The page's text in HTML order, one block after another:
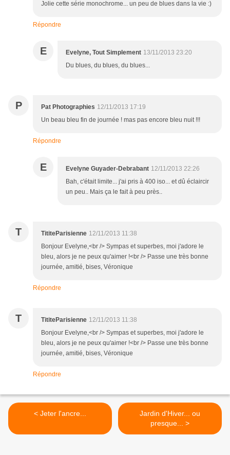
Jolie cette série monochrome... un peu de blues dans la vie :)
Répondre
E Evelyne, Tout Simplement 13/11/2013 23:20
Du blues, du blues, du blues...
P Pat Photographies 12/11/2013 17:19
Un beau bleu fin de journée ! mas pas encore bleu nuit !!!
Répondre
E Evelyne Guyader-Debrabant 12/11/2013 22:26
Bah, c'était limite... j'ai pris à 400 iso... et dû éclaircir
un peu.. Mais ça le fait à peu près..
T TititeParisienne 12/11/2013 11:38
Bonjour Evelyne,<br /> Sympas et superbes, moi j'adore le
bleu, alors je ne peux qu'aimer !<br /> Passe une très bonne
journée, amitié, bises, Véronique
Répondre
T TititeParisienne 12/11/2013 11:38
Bonjour Evelyne,<br /> Sympas et superbes, moi j'adore le
bleu, alors je ne peux qu'aimer !<br /> Passe une très bonne
journée, amitié, bises, Véronique
Répondre
< Jeter l'ancre...
Jardin d'Hiver... ou
presque... >